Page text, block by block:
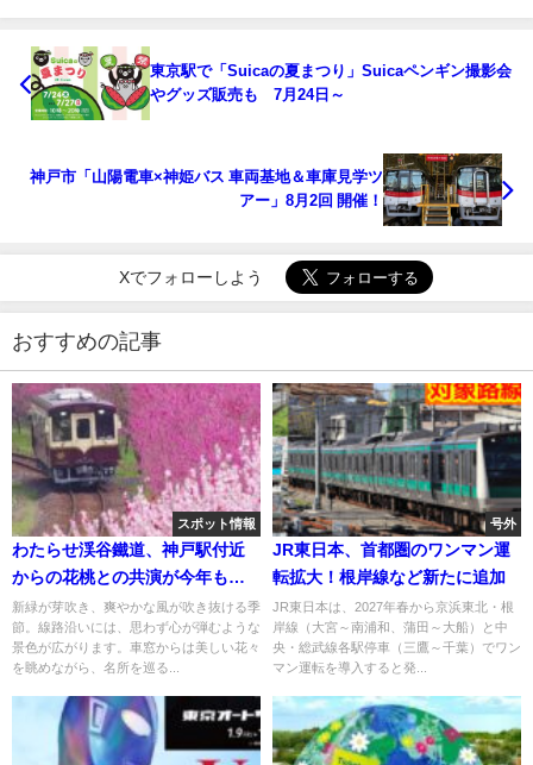
東京駅で「Suicaの夏まつり」Suicaペンギン撮影会
やグッズ販売も 7月24日～
神戸市「山陽電車×神姫バス 車両基地＆車庫見学ツ
アー」8月2回 開催！
Xでフォローしよう
おすすめの記事
スポット情報
わたらせ渓谷鐵道、神戸駅付近
からの花桃との共演が今年も絶
景！
新緑が芽吹き、爽やかな風が吹き抜ける季
節。線路沿いには、思わず心が弾むような
景色が広がります。車窓からは美しい花々
を眺めながら、名所を巡る...
号外
JR東日本、首都圏のワンマン運
転拡大！根岸線など新たに追加
JR東日本は、2027年春から京浜東北・根
岸線（大宮～南浦和、蒲田～大船）と中
央・総武線各駅停車（三鷹～千葉）でワン
マン運転を導入すると発...